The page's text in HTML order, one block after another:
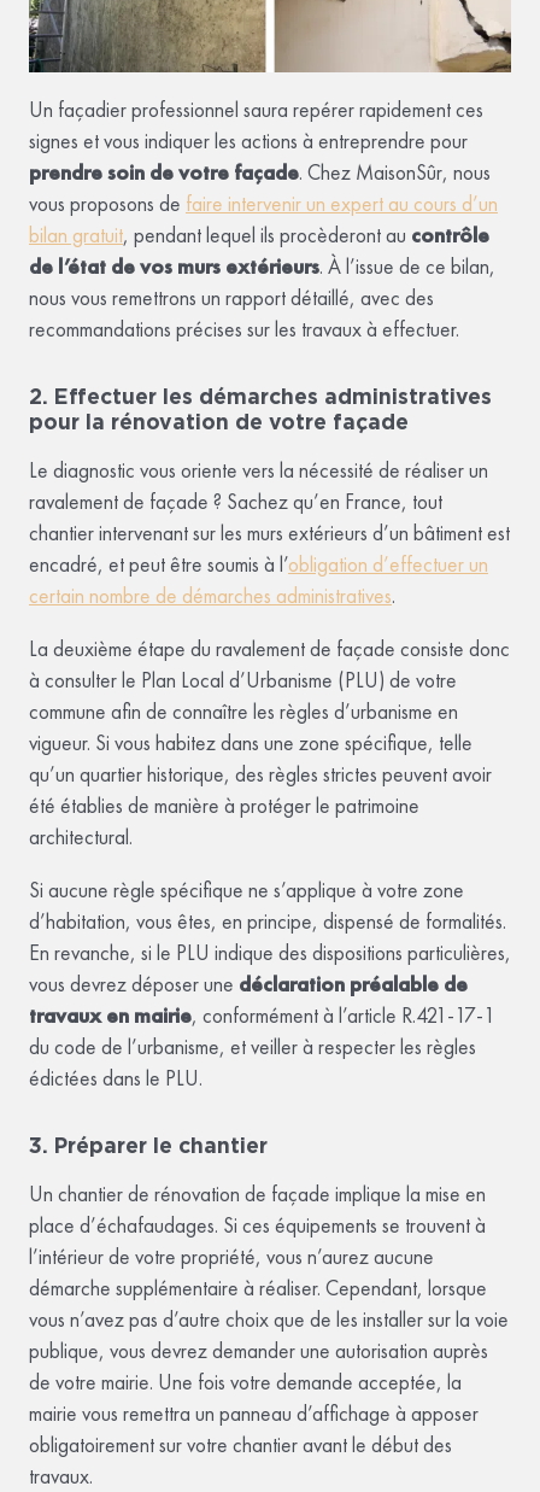
Un façadier professionnel saura repérer rapidement ces
signes et vous indiquer les actions à entreprendre pour
prendre soin de votre façade. Chez MaisonSûr, nous
vous proposons de faire intervenir un expert au cours d’un
bilan gratuit, pendant lequel ils procèderont au contrôle
de l’état de vos murs extérieurs. À l’issue de ce bilan,
nous vous remettrons un rapport détaillé, avec des
recommandations précises sur les travaux à effectuer.
2. Effectuer les démarches administratives
pour la rénovation de votre façade
Le diagnostic vous oriente vers la nécessité de réaliser un
ravalement de façade ? Sachez qu’en France, tout
chantier intervenant sur les murs extérieurs d’un bâtiment est
encadré, et peut être soumis à l’obligation d’effectuer un
certain nombre de démarches administratives.
La deuxième étape du ravalement de façade consiste donc
à consulter le Plan Local d’Urbanisme (PLU) de votre
commune afin de connaître les règles d’urbanisme en
vigueur. Si vous habitez dans une zone spécifique, telle
qu’un quartier historique, des règles strictes peuvent avoir
été établies de manière à protéger le patrimoine
architectural.
Si aucune règle spécifique ne s’applique à votre zone
d’habitation, vous êtes, en principe, dispensé de formalités.
En revanche, si le PLU indique des dispositions particulières,
vous devrez déposer une déclaration préalable de
travaux en mairie, conformément à l’article R.421-17-1
du code de l’urbanisme, et veiller à respecter les règles
édictées dans le PLU.
3. Préparer le chantier
Un chantier de rénovation de façade implique la mise en
place d’échafaudages. Si ces équipements se trouvent à
l’intérieur de votre propriété, vous n’aurez aucune
démarche supplémentaire à réaliser. Cependant, lorsque
vous n’avez pas d’autre choix que de les installer sur la voie
publique, vous devrez demander une autorisation auprès
de votre mairie. Une fois votre demande acceptée, la
mairie vous remettra un panneau d’affichage à apposer
obligatoirement sur votre chantier avant le début des
travaux.